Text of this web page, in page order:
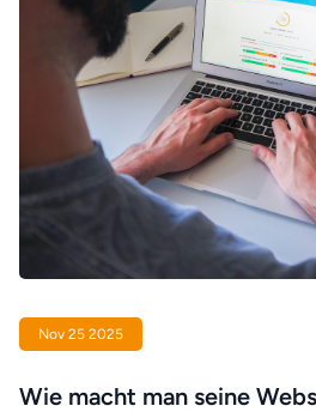
Nov 25 2025
Wie macht man seine